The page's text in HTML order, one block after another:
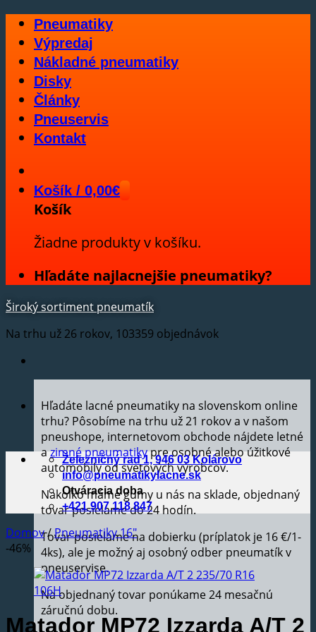
Skip
content
Pneumatiky
Výpredaj
Nákladné pneumatiky
Disky
Články
Pneuservis
Kontakt
Košík / 0,00€
Košík
Žiadne produkty v košíku.
Hľadáte najlacnejšie pneumatiky?
Široký sortiment pneumatík
Na trhu už 26 rokov, 103359 objednávok
Hľadáte lacné pneumatiky na slovenskom online
trhu? Pôsobíme na trhu už 21 rokov a v našom
pneushope, internetovom obchode nájdete letné
azimné pneumatikypre osobné alebo úžitkové
automobily od svetových výrobcov.
Nakoľko máme gumy u nás na sklade, objednaný
tovar posielame do 24 hodín.
Tovar posielame na dobierku (príplatok je 16 €/1-
4ks), ale je možný aj osobný odber pneumatík v
pneuservise.
Na objednaný tovar ponúkame 24 mesačnú
záručnú dobu.
Železničný rad 1, 946 03 Kolárovo
info@pneumatikylacne.sk
Otváracia doba
+421 907 118 847
Domov/Pneumatiky 16"
-46%
Matador MP72 Izzarda A/T 2